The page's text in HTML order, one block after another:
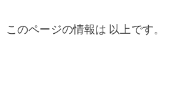
このページの情報は 以上です。